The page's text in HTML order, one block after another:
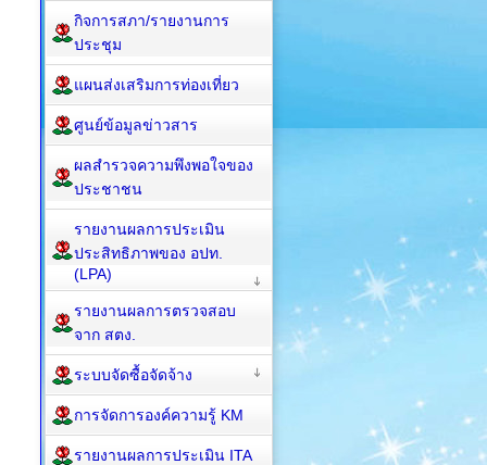
กิจการสภา/รายงานการ
ประชุม
แผนส่งเสริมการท่องเที่ยว
ศูนย์ข้อมูลข่าวสาร
ผลสำรวจความพึงพอใจของ
ประชาชน
รายงานผลการประเมิน
ประสิทธิภาพของ อปท.
(LPA)
รายงานผลการตรวจสอบ
จาก สตง.
ระบบจัดซื้อจัดจ้าง
การจัดการองค์ความรู้ KM
รายงานผลการประเมิน ITA